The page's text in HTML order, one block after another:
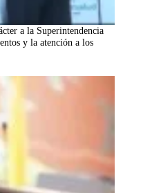
a la Superintendencia
y la atención a los